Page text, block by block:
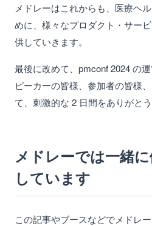
メドレーはこれからも、医療ヘ
めに、様々なプロダクト・サー
供していきます。
最後に改めて、pmconf 2024 の
ピーカーの皆様、参加者の皆様
て、刺激的な 2 日間をありがと
メドレーでは一緒
しています
この記事やブースなどでメドレ